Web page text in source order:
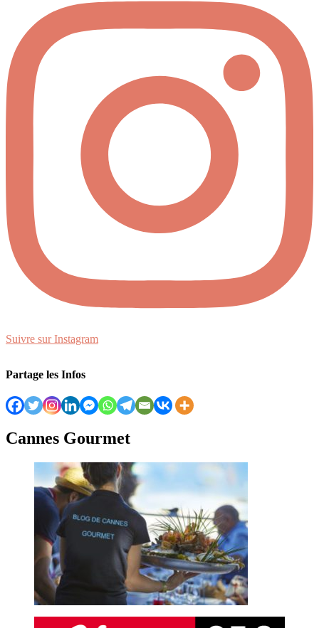
Suivre sur Instagram
Partage les Infos
Cannes Gourmet